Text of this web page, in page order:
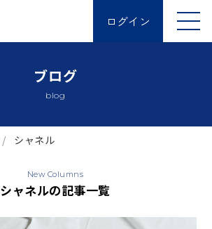
ログイン
ブログ
blog
シャネル
New Columns
シャネルの記事一覧